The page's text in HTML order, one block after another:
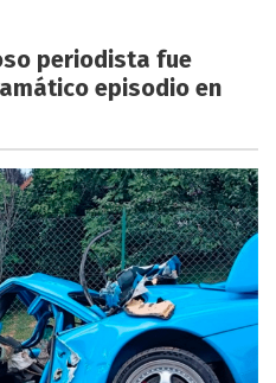
periodista fue
episodio en